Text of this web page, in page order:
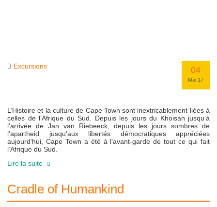
Excursions 04
Mai 17
L’Histoire et la culture de Cape Town sont inextricablement liées à
celles de l’Afrique du Sud. Depuis les jours du Khoisan jusqu’à
l’arrivée de Jan van Riebeeck, depuis les jours sombres de
l’apartheid jusqu’aux libertés démocratiques appréciées
aujourd’hui, Cape Town a été à l’avant-garde de tout ce qui fait
l’Afrique du Sud.
Lire la suite
Cradle of Humankind